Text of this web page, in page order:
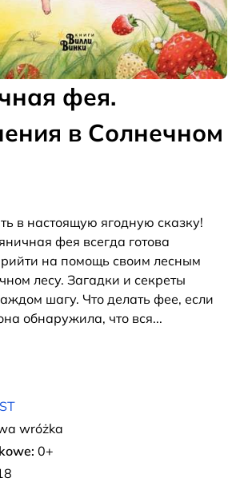
фея.
в Солнечном
в настоящую ягодную сказку!
фея всегда готова
на помощь своим лесным
лесу. Загадки и секреты
шагу. Что делать фее, если
обнаружила, что вся...
wróżka
0+